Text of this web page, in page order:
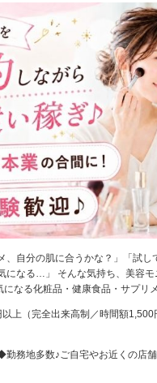
、自分の肌に合うかな？」「試し
になる…」 そんな気持ち、美容モ
になる化粧品・健康食品・サプリ
上（完全出来高制／時間額1,500
務地多数♪ご自宅やお近くの店舗